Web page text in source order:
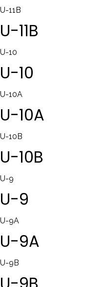
U-11B
U-11B
U-10
U-10
U-10A
U-10A
U-10B
U-10B
U-9
U-9
U-9A
U-9A
U-9B